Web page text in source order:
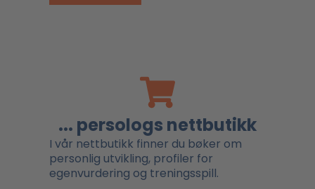
... persologs nettbutikk
I vår nettbutikk finner du bøker om
personlig utvikling, profiler for
egenvurdering og treningsspill.